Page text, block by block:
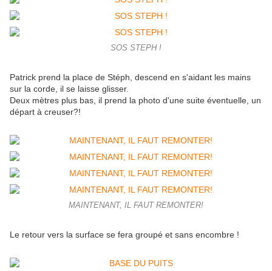
SOS STEPH !
Patrick prend la place de Stéph, descend en s'aidant les mains
sur la corde, il se laisse glisser.
Deux mètres plus bas, il prend la photo d'une suite éventuelle, un
départ à creuser?!
MAINTENANT, IL FAUT REMONTER!
Le retour vers la surface se fera groupé et sans encombre !